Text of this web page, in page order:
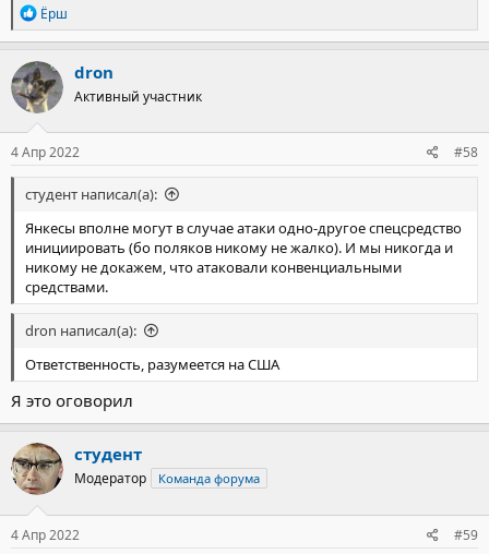
Р
е
а
к
ц
и
и
:
Ёрш
dron
Активный участник
4 Апр 2022 #58
студент написал(а):
Янкесы вполне могут в случае атаки одно-другое спецсредство
инициировать (бо поляков никому не жалко). И мы никогда и
никому не докажем, что атаковали конвенциальными
средствами.
dron написал(а):
Ответственность, разумеется на США
Я это оговорил
студент
Модератор Команда форума
4 Апр 2022 #59